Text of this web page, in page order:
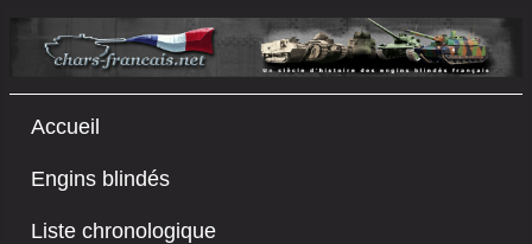
Accueil
Engins blindés
Liste chronologique